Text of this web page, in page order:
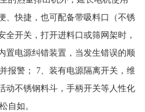
、快捷，也可配备带吸料口（不锈
全开关，打开进料口或筛网架时，
置电源纠错装置，当发生错误的顺
报警； 7、装有电源隔离开关，维
动不锈钢料斗，手柄开关等人性化
自如。